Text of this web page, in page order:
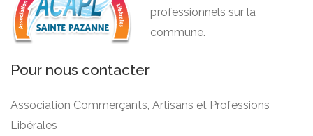
professionnels sur la
commune.
Pour nous contacter
Association Commerçants, Artisans et Professions
Libérales